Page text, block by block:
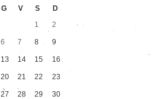
G V S
D
1
2
6 7 8 9
13 14 15 16
20 21 22 23
27 28 29 30